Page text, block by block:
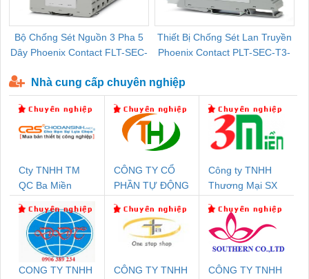
Bộ Chống Sét Nguồn 3 Pha 5
Dây Phoenix Contact FLT-SEC-
Thiết Bị Chống Sét Lan Truyền
Phoenix Contact PLT-SEC-T3-
Nhà cung cấp chuyên nghiệp
Cty TNHH TM
QC Ba Miền
CÔNG TY CỔ
PHẦN TỰ ĐỘNG
Công ty TNHH
Thương Mại SX
CONG TY TNHH
CÔNG TY TNHH
CÔNG TY TNHH